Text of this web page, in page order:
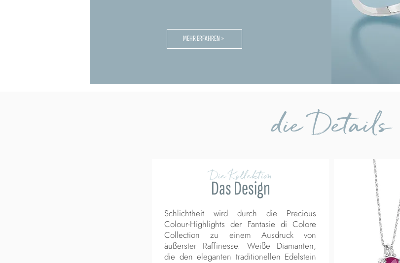
MEHR ERFAHREN >
die Details
Die Kollektion
Das Design
Schlichtheit wird durch die Precious
Colour-Highlights der Fantasie di Colore
Collection zu einem Ausdruck von
äußerster Raffinesse. Weiße Diamanten,
die den eleganten traditionellen Edelstein